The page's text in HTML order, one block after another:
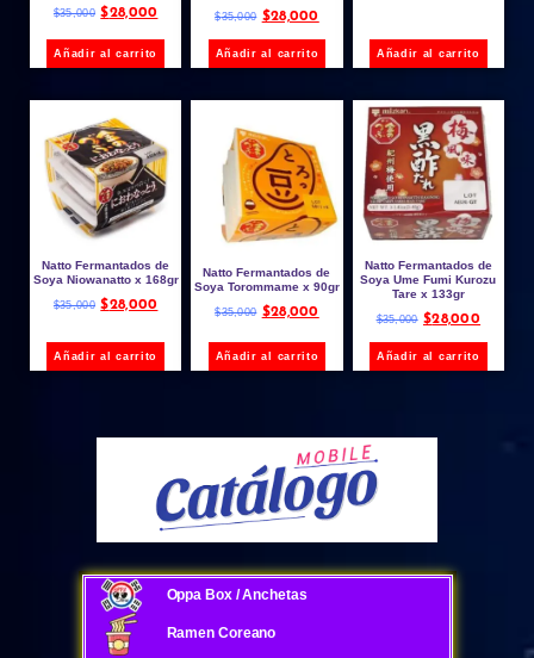
$35,000 $28,000
Añadir al carrito
$35,000 $28,000
Añadir al carrito Añadir al carrito
Natto Fermantados de
Soya Niowanatto x 168gr
$35,000 $28,000
Añadir al carrito
Natto Fermantados de
Soya Torommame x 90gr
$35,000 $28,000
Añadir al carrito
Natto Fermantados de
Soya Ume Fumi Kurozu
Tare x 133gr
$35,000 $28,000
Añadir al carrito
Oppa Box / Anchetas
Ramen Coreano